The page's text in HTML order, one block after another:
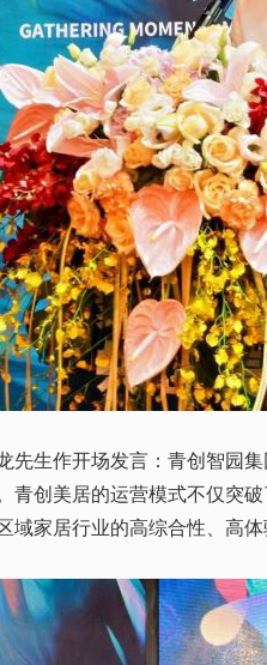
生作开场发言：青创智园集
青创美居的运营模式不仅突
家居行业的高综合性、高体